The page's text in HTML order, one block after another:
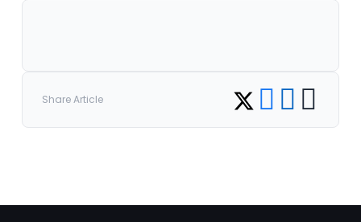
Share Article Share on Twitter
Share on Facebook
Share on
Copy link